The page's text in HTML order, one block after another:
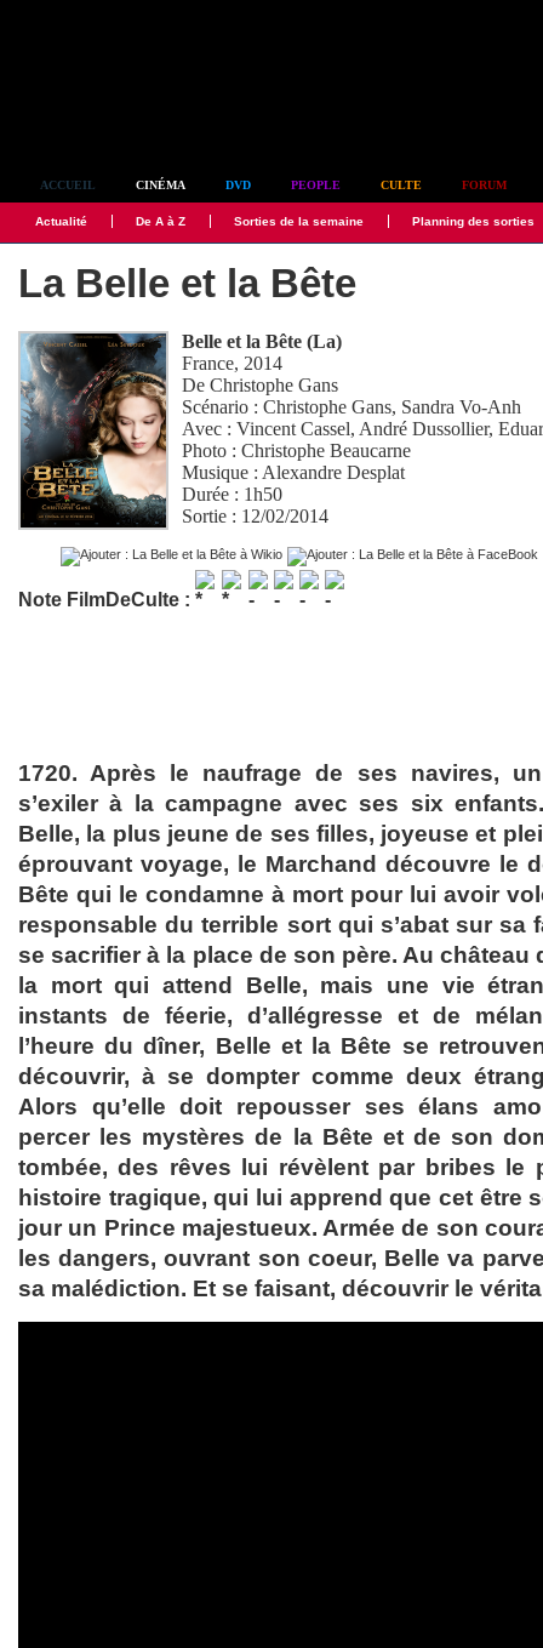
ACCUEIL CINÉMA DVD PEOPLE CULTE FORUM
Actualité De A à Z Sorties de la semaine Planning des sorties
La Belle et la Bête
Belle et la Bête (La)
France, 2014
DeChristophe Gans
Scénario :Christophe Gans, Sandra Vo-Anh
Avec :Vincent Cassel, André Dussollier,
Photo :Christophe Beaucarne
Musique : Alexandre Desplat
Durée : 1h50
Sortie : 12/02/2014
Note FilmDeCulte :
1720. Après le naufrage de ses navires,
s’exiler à la campagne avec ses six
Belle, la plus jeune de ses filles, joyeuse et
éprouvant voyage, le Marchand découvre le
Bête qui le condamne à mort pour lui avoir
responsable du terrible sort qui s’abat sur sa
se sacrifier à la place de son père. Au château
la mort qui attend Belle, mais une vie
instants de féerie, d’allégresse et de
l’heure du dîner, Belle et la Bête se
découvrir, à se dompter comme deux
Alors qu’elle doit repousser ses élans
percer les mystères de la Bête et de son
tombée, des rêves lui révèlent par bribes le
histoire tragique, qui lui apprend que cet être
jour un Prince majestueux. Armée de son
les dangers, ouvrant son coeur, Belle va
sa malédiction. Et se faisant, découvrir le